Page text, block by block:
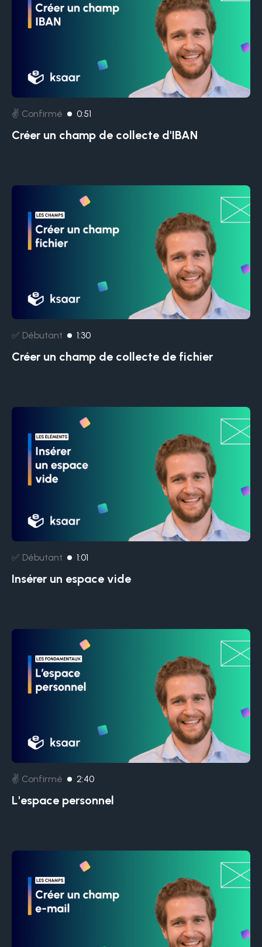
✌️ Confirmé 0:51
Créer un champ de collecte d'IBAN
✅ Débutant 1:30
Créer un champ de collecte de fichier
✅ Débutant 1:01
Insérer un espace vide
✌️ Confirmé 2:40
L'espace personnel